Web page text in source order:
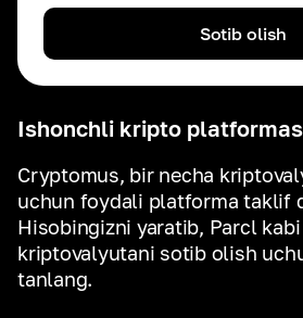
Ishonchli kripto
Cryptomus, bir necha
uchun foydali platforma taklif
Hisobingizni yaratib, Parcl
kriptovalyutani sotib olish
tanlang.
Sotib olish